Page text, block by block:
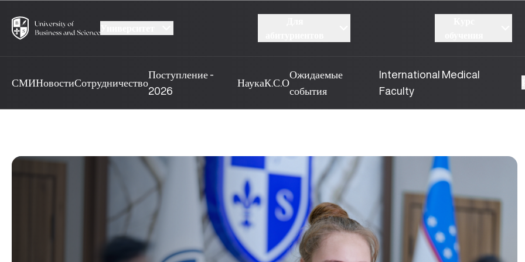
СМИНовостиСотрудничество
Поступление -
2026
НаукаК.С.О
Ожидаемые
события
International Medical
Faculty
07.03.2025